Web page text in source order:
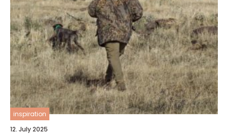
inspiration
12. July 2025